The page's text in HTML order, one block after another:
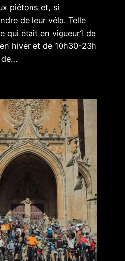
piétons et, si
de leur vélo. Telle
qui était en vigueur1 de
hiver et de 10h30-23h
de…